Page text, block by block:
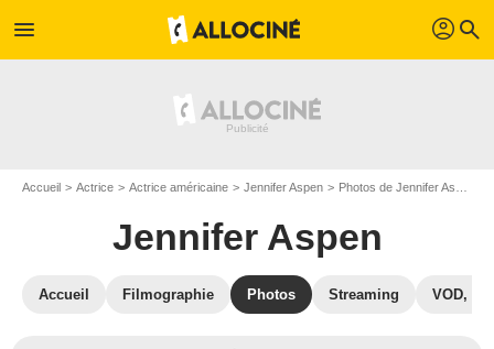
menu profil search
Accueil Actrice Actrice américaine Jennifer Aspen Photos de Jennifer Aspen
Jennifer Aspen
Accueil Filmographie Photos Streaming VOD,